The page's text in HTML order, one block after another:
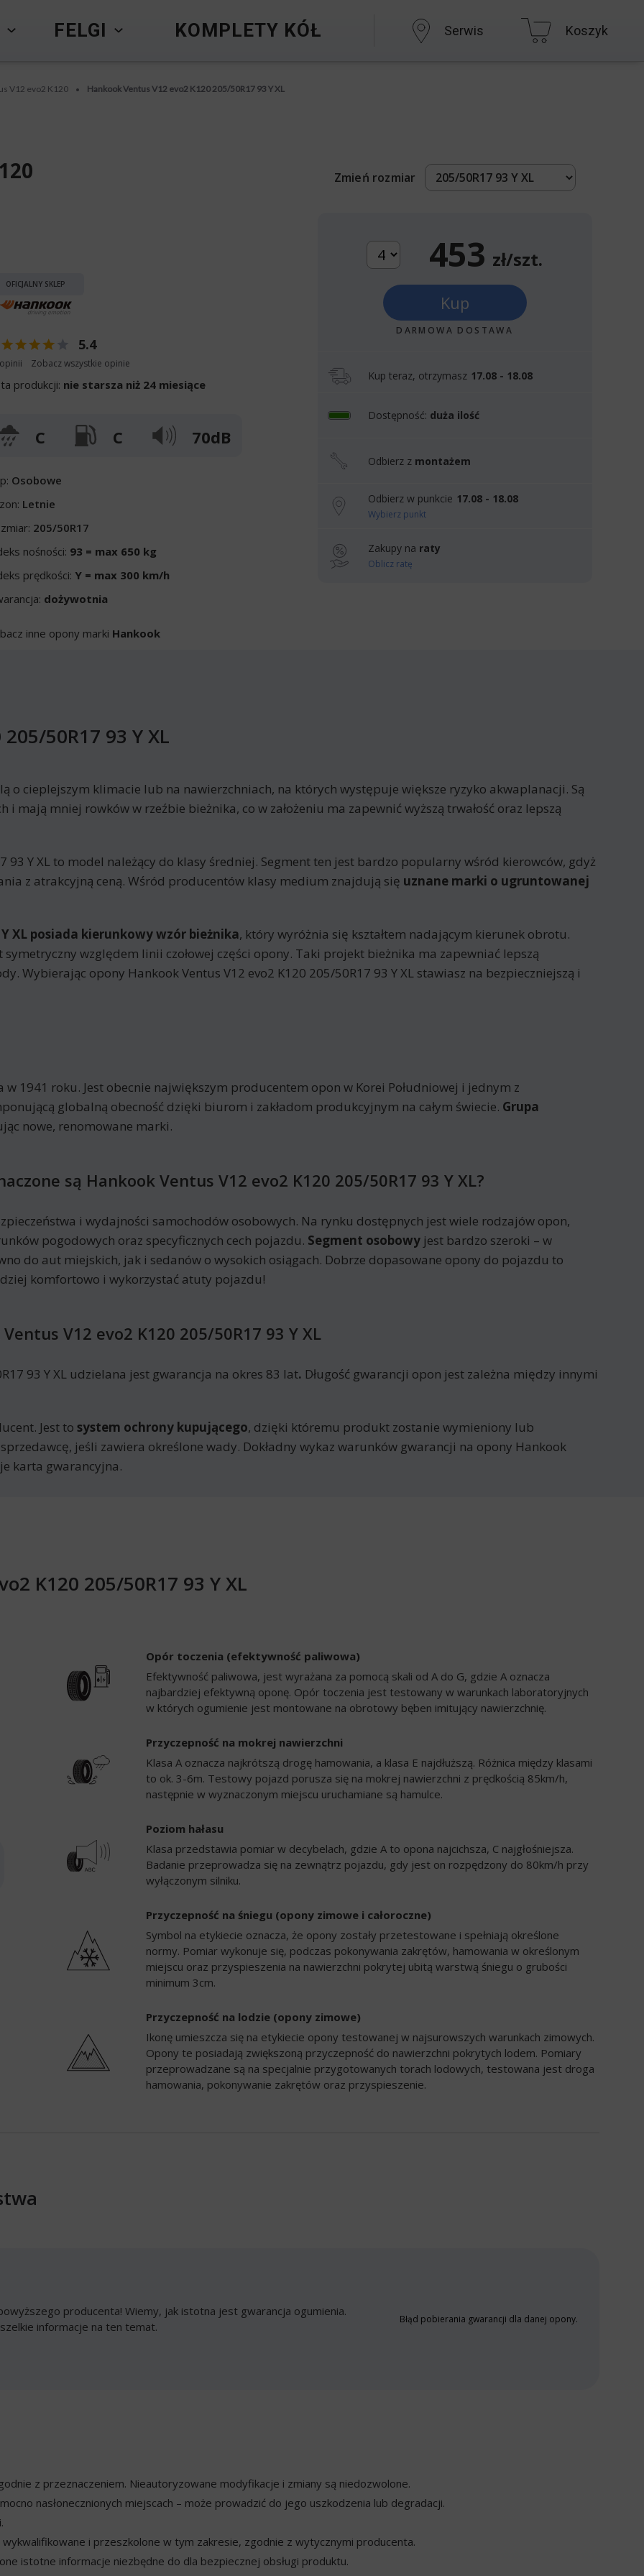
FELGI KOMPLETY KÓŁ Serwis Koszyk
V12 evo2 K120 • Hankook Ventus V12 evo2 K120 205/50R17 93 Y XL
OFICJALNY SKLEP
5.4
Zobacz wszystkie opinie
produkcji: nie starsza niż 24 miesiące
C C 70dB
Osobowe
Letnie
205/50R17
nośności: 93 = max 650 kg
prędkości: Y = max 300 km/h
dożywotnia
inne opony marki Hankook
Zmień rozmiar
453 zł/szt.
Kup
DARMOWA DOSTAWA
Kup teraz, otrzymasz 17.08 - 18.08
Dostępność: duża ilość
Odbierz z montażem
Odbierz w punkcie 17.08 - 18.08
Wybierz punkt
Zakupy na raty
Oblicz ratę
50R17 93 Y XL
o cieplejszym klimacie lub na nawierzchniach, na których występuje większe ryzyko akwaplanacji. Są
mają mniej rowków w rzeźbie bieżnika, co w założeniu ma zapewnić wyższą trwałość oraz lepszą
93 Y XL to model należący do klasy średniej. Segment ten jest bardzo popularny wśród kierowców, gdyż
z atrakcyjną ceną. Wśród producentów klasy medium znajdują się uznane marki o ugruntowanej
XL posiada kierunkowy wzór bieżnika, który wyróżnia się kształtem nadającym kierunek obrotu.
symetryczny względem linii czołowej części opony. Taki projekt bieżnika ma zapewniać lepszą
Wybierając opony Hankook Ventus V12 evo2 K120 205/50R17 93 Y XL stawiasz na bezpieczniejszą i
1941 roku. Jest obecnie największym producentem opon w Korei Południowej i jednym z
globalną obecność dzięki biurom i zakładom produkcyjnym na całym świecie. Grupa
nowe, renomowane marki.
są Hankook Ventus V12 evo2 K120 205/50R17 93 Y XL?
i wydajności samochodów osobowych. Na rynku dostępnych jest wiele rodzajów opon,
pogodowych oraz specyficznych cech pojazdu. Segment osobowy jest bardzo szeroki – w
do aut miejskich, jak i sedanów o wysokich osiągach. Dobrze dopasowane opony do pojazdu to
komfortowo i wykorzystać atuty pojazdu!
V12 evo2 K120 205/50R17 93 Y XL
93 Y XL udzielana jest gwarancja na okres 83 lat. Długość gwarancji opon jest zależna między innymi
Jest to system ochrony kupującego, dzięki któremu produkt zostanie wymieniony lub
jeśli zawiera określone wady. Dokładny wykaz warunków gwarancji na opony Hankook
karta gwarancyjna.
K120 205/50R17 93 Y XL
Opór toczenia (efektywność paliwowa)
Efektywność paliwowa, jest wyrażana za pomocą skali od A do G, gdzie A oznacza
najbardziej efektywną oponę. Opór toczenia jest testowany w warunkach laboratoryjnych
w których ogumienie jest montowane na obrotowy bęben imitujący nawierzchnię.
Przyczepność na mokrej nawierzchni
Klasa A oznacza najkrótszą drogę hamowania, a klasa E najdłuższą. Różnica między klasami
to ok. 3-6m. Testowy pojazd porusza się na mokrej nawierzchni z prędkością 85km/h,
następnie w wyznaczonym miejscu uruchamiane są hamulce.
Poziom hałasu
Klasa przedstawia pomiar w decybelach, gdzie A to opona najcichsza, C najgłośniejsza.
Badanie przeprowadza się na zewnątrz pojazdu, gdy jest on rozpędzony do 80km/h przy
wyłączonym silniku.
Przyczepność na śniegu (opony zimowe i całoroczne)
Symbol na etykiecie oznacza, że opony zostały przetestowane i spełniają określone
normy. Pomiar wykonuje się, podczas pokonywania zakrętów, hamowania w określonym
miejscu oraz przyspieszenia na nawierzchni pokrytej ubitą warstwą śniegu o grubości
minimum 3cm.
Przyczepność na lodzie (opony zimowe)
Ikonę umieszcza się na etykiecie opony testowanej w najsurowszych warunkach zimowych.
Opony te posiadają zwiększoną przyczepność do nawierzchni pokrytych lodem. Pomiary
przeprowadzane są na specjalnie przygotowanych torach lodowych, testowana jest droga
hamowania, pokonywanie zakrętów oraz przyspieszenie.
producenta! Wiemy, jak istotna jest gwarancja ogumienia.
informacje na ten temat.
Błąd pobierania gwarancji dla danej opony.
z przeznaczeniem. Nieautoryzowane modyfikacje i zmiany są niedozwolone.
nasłonecznionych miejscach – może prowadzić do jego uszkodzenia lub degradacji.
i przeszkolone w tym zakresie, zgodnie z wytycznymi producenta.
istotne informacje niezbędne do dla bezpiecznej obsługi produktu.